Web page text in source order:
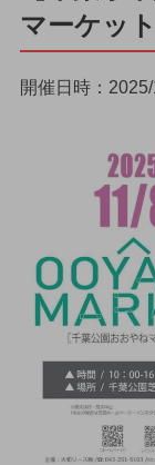
マーケット
開催日時：